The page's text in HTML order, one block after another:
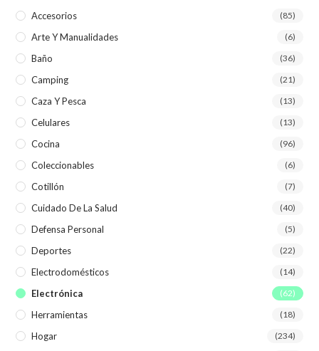
Accesorios (85)
Arte Y Manualidades (6)
Baño (36)
Camping (21)
Caza Y Pesca (13)
Celulares (13)
Cocina (96)
Coleccionables (6)
Cotillón (7)
Cuidado De La Salud (40)
Defensa Personal (5)
Deportes (22)
Electrodomésticos (14)
Electrónica (62)
Herramientas (18)
Hogar (234)